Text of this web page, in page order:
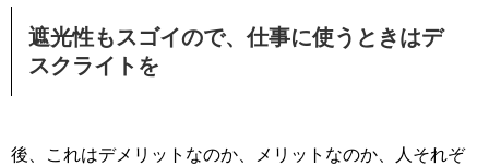
遮光性もスゴイので、仕事に使うときはデ
スクライトを
後、これはデメリットなのか、メリットなのか、人それぞ